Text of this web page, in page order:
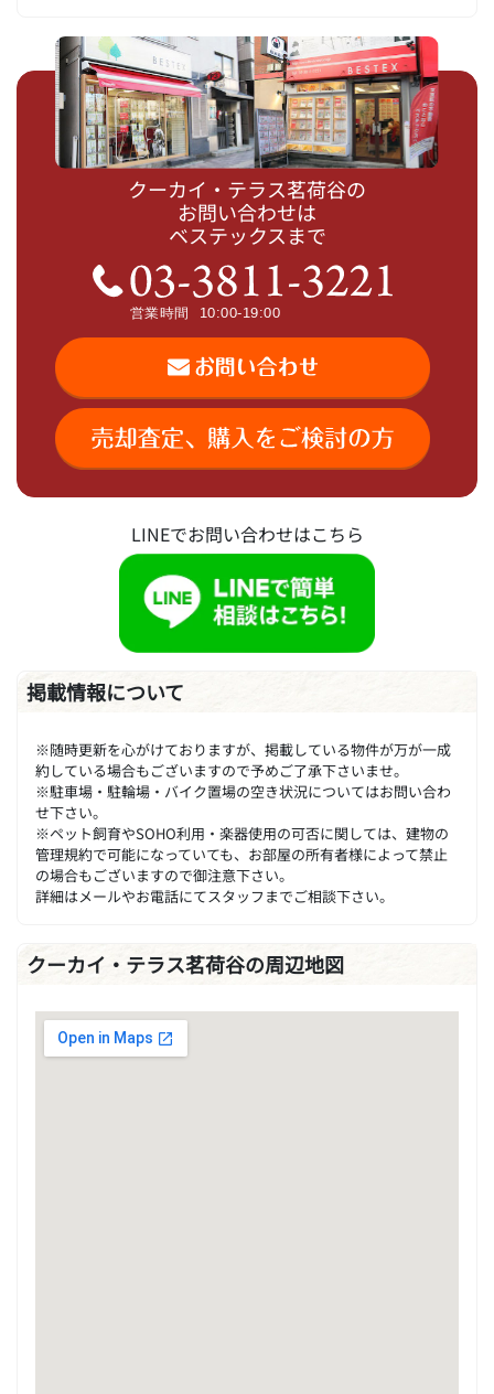
クーカイ・テラス茗荷谷の
お問い合わせは
ベステックスまで
LINEでお問い合わせはこちら
掲載情報について
※随時更新を心がけておりますが、掲載している物件が万が一成
約している場合もございますので予めご了承下さいませ。
※駐車場・駐輪場・バイク置場の空き状況についてはお問い合わ
せ下さい。
※ペット飼育やSOHO利用・楽器使用の可否に関しては、建物の
管理規約で可能になっていても、お部屋の所有者様によって禁止
の場合もございますので御注意下さい。
詳細はメールやお電話にてスタッフまでご相談下さい。
クーカイ・テラス茗荷谷の周辺地図